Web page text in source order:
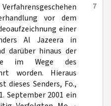
7
vor dem
einer
Al Jazeera in
darüber hinaus der
im Wege des
worden. Hieraus
dieses Senders, Fo.,
September 2001 ein